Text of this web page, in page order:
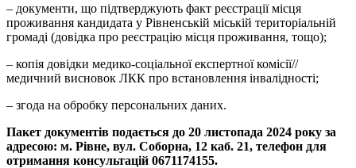
– документи, що підтверджують факт реєстрації місця
проживання кандидата у Рівненській міській територіальній
громаді (довідка про реєстрацію місця проживання, тощо);
– копія довідки медико-соціальної експертної комісії//
медичний висновок ЛКК про встановлення інвалідності;
– згода на обробку персональних даних.
Пакет документів подається до 20 листопада 2024 року за
адресою: м. Рівне, вул. Соборна, 12 каб. 21, телефон для
отримання консультацій 0671174155.